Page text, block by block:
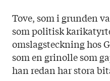
Tove, som i grunden
som politisk
omslagsteckning hos
som en grinolle som
han redan har stora